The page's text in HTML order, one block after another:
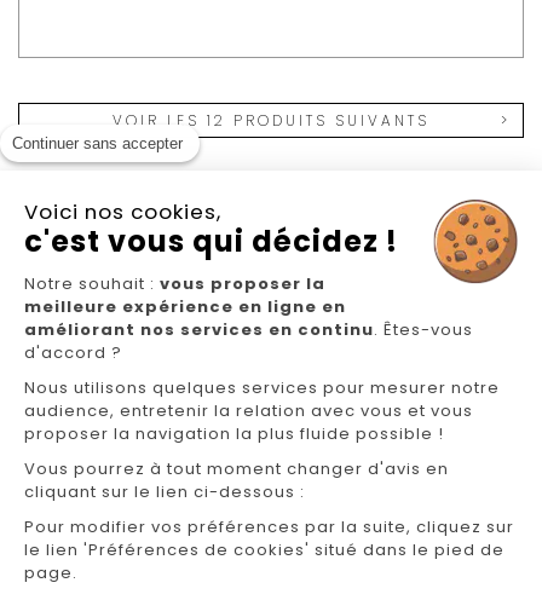
VOIR LES 12 PRODUITS SUIVANTS
Nous suivre
NOS MAGASINS
FAQ/CONTACT
Continuer sans accepter
Voici nos cookies,
c'est vous qui décidez !
Notre souhait : vous proposer la
meilleure expérience en ligne en
améliorant nos services en continu. Êtes-vous
d'accord ?
Nous utilisons quelques services pour mesurer notre
audience, entretenir la relation avec vous et vous
proposer la navigation la plus fluide possible !
Vous pourrez à tout moment changer d'avis en
cliquant sur le lien ci-dessous :
Pour modifier vos préférences par la suite, cliquez sur
le lien 'Préférences de cookies' situé dans le pied de
page.